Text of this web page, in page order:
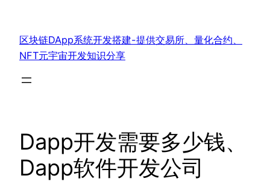
区块链DApp系统开发搭建-提供交易所、量化合约、
NFT元宇宙开发知识分享
Dapp开发需要多少钱、
Dapp软件开发公司